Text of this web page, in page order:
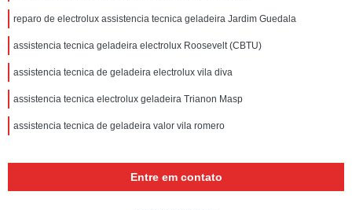
reparo de electrolux assistencia tecnica geladeira Jardim Guedala
assistencia tecnica geladeira electrolux Roosevelt (CBTU)
assistencia tecnica de geladeira electrolux vila diva
assistencia tecnica electrolux geladeira Trianon Masp
assistencia tecnica de geladeira valor vila romero
Entre em contato